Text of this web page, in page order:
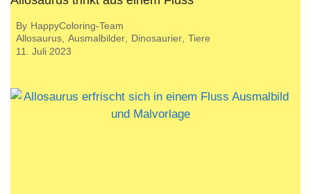
By HappyColoring-Team
Allosaurus Ausmalbilder Dinosaurier Tiere
11. Juli 2023